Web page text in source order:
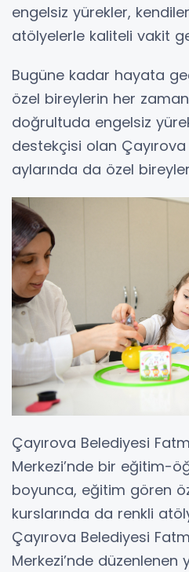
engelsiz yürekler,
atölyelerle kaliteli vakit
Bugüne kadar hayata
özel bireylerin her
doğrultuda engelsiz
destekçisi olan
aylarında da özel
Çayırova Belediyesi
Merkezi’nde bir eğitim-
boyunca, eğitim gören
kurslarında da renkli
Çayırova Belediyesi
Merkezi’nde düzenlenen